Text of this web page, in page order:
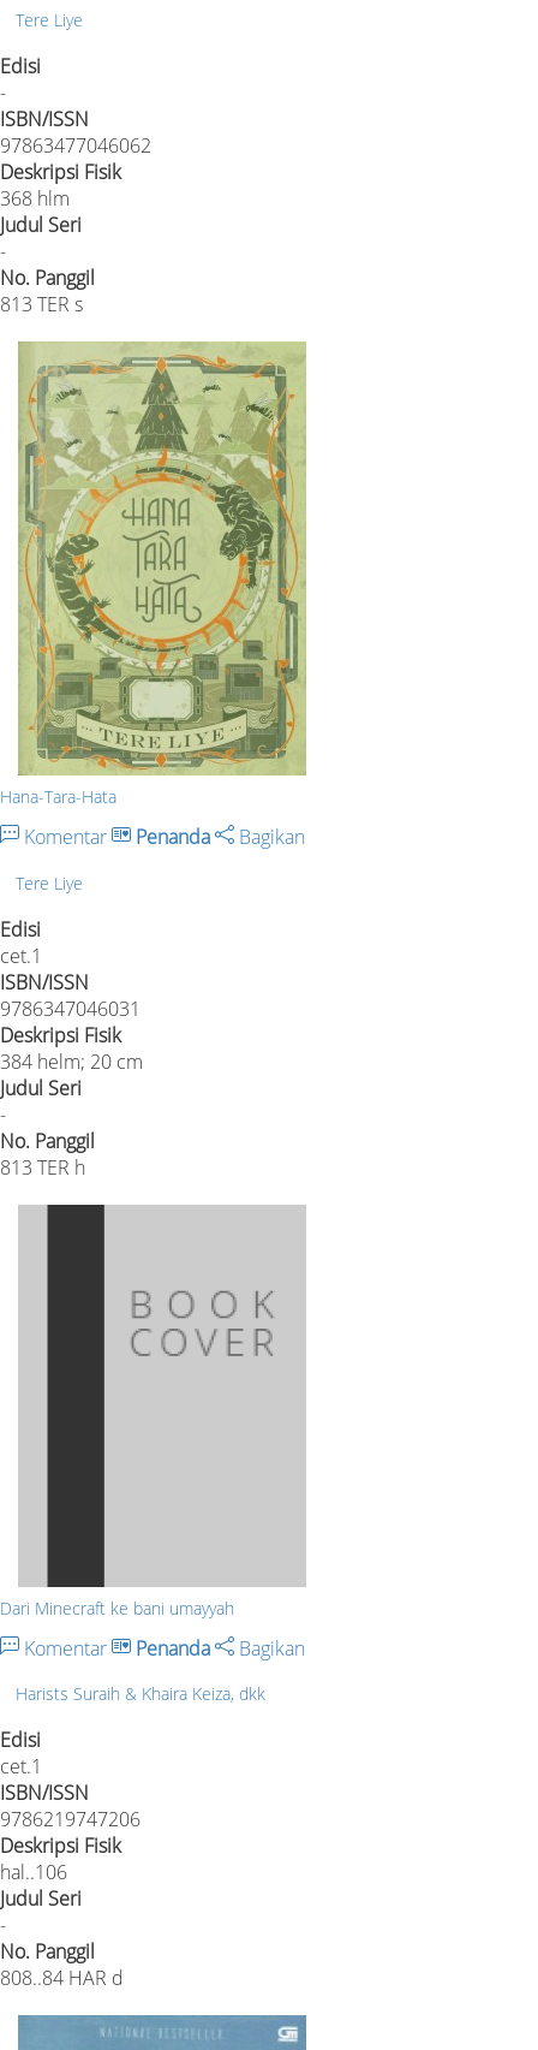
Tere Liye
Edisi
-
ISBN/ISSN
97863477046062
Deskripsi Fisik
368 hlm
Judul Seri
-
No. Panggil
813 TER s
Hana-Tara-Hata
Komentar Penanda Bagikan
Tere Liye
Edisi
cet.1
ISBN/ISSN
9786347046031
Deskripsi Fisik
384 helm; 20 cm
Judul Seri
-
No. Panggil
813 TER h
Dari Minecraft ke bani umayyah
Komentar Penanda Bagikan
Harists Suraih & Khaira Keiza, dkk
Edisi
cet.1
ISBN/ISSN
9786219747206
Deskripsi Fisik
hal..106
Judul Seri
-
No. Panggil
808..84 HAR d